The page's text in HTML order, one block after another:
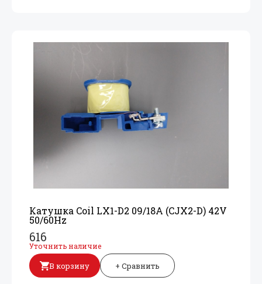
Катушка Coil LX1-D2 09/18A (CJX2-D) 42V
50/60Hz
616
Уточнить наличие
В корзину + Сравнить